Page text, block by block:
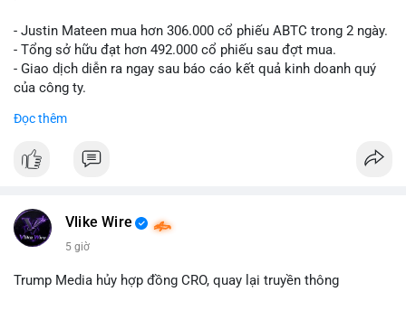
- Justin Mateen mua hơn 306.000 cổ phiếu ABTC trong 2 ngày.
- Tổng sở hữu đạt hơn 492.000 cổ phiếu sau đợt mua.
- Giao dịch diễn ra ngay sau báo cáo kết quả kinh doanh quý
của công ty.
#abtc #cryptonews
$btc $eth
📰 Nguồn: CoinDesk
Đọc thêm
Vlike Wire
5 giờ
Trump Media hủy hợp đồng CRO, quay lại truyền thông